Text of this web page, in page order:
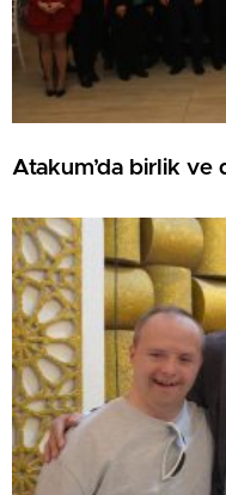
Atakum’da birlik ve